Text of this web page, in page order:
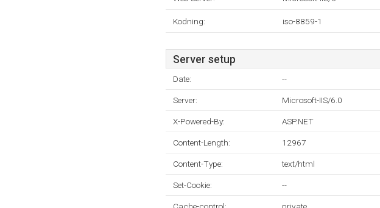
Kodning: iso-8859-1
Server setup
Date: --
Server: Microsoft-IIS/6.0
X-Powered-By: ASP.NET
Content-Length: 12967
Content-Type: text/html
Set-Cookie: --